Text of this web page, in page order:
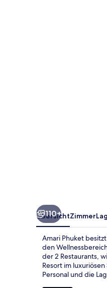
110+
ÜbersichtZimmer
Amari Phuket
den
der 2 Restaurants,
Resort im
Personal und die